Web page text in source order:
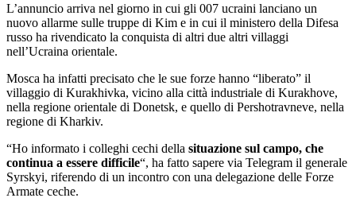
L’annuncio arriva nel giorno in cui gli 007 ucraini lanciano un
nuovo allarme sulle truppe di Kim e in cui il ministero della Difesa
russo ha rivendicato la conquista di altri due altri villaggi
nell’Ucraina orientale.
Mosca ha infatti precisato che le sue forze hanno “liberato” il
villaggio di Kurakhivka, vicino alla città industriale di Kurakhove,
nella regione orientale di Donetsk, e quello di Pershotravneve, nella
regione di Kharkiv.
“Ho informato i colleghi cechi della situazione sul campo, che
continua a essere difficile“, ha fatto sapere via Telegram il generale
Syrskyi, riferendo di un incontro con una delegazione delle Forze
Armate ceche.